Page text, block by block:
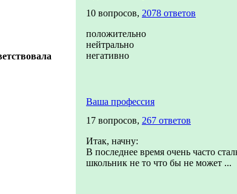
10 вопросов, 2078 ответов
положительно
нейтрально
негативно
Ваша профессия
17 вопросов, 267 ответов
Итак, начну:
В последнее время очень часто
школьник не то что бы не может ...